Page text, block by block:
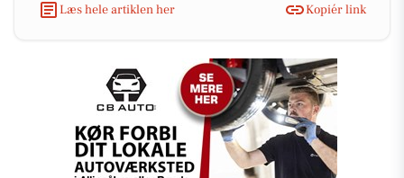
Læs hele artiklen her
Kopiér link